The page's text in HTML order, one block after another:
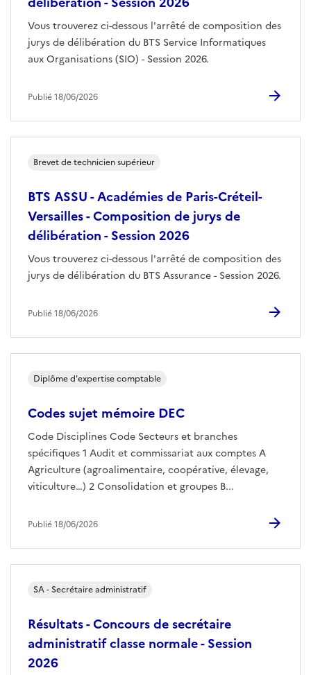
Vous trouverez ci-dessous l'arrêté de composition des
jurys de délibération du BTS Service Informatiques
aux Organisations (SIO) - Session 2026.
Publié 18/06/2026
BTS ASSU - Académies de Paris-Créteil-
Versailles - Composition de jurys de
délibération - Session 2026
Vous trouverez ci-dessous l'arrêté de composition des
jurys de délibération du BTS Assurance - Session 2026.
Brevet de technicien supérieur
Publié 18/06/2026
Codes sujet mémoire DEC
Code Disciplines Code Secteurs et branches
spécifiques 1 Audit et commissariat aux comptes A
Agriculture (agroalimentaire, coopérative, élevage,
viticulture…) 2 Consolidation et groupes B...
Diplôme d'expertise comptable
Publié 18/06/2026
Résultats - Concours de secrétaire
administratif classe normale - Session
2026
SA - Secrétaire administratif